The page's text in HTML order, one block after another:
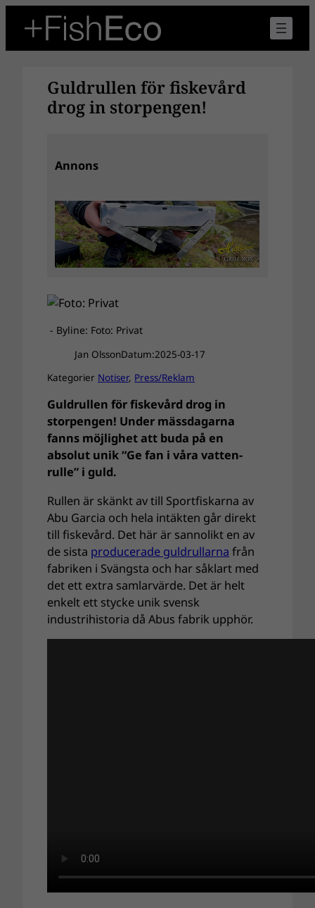
innehåll
Guldrullen för fiskevård
drog in storpengen!
Annons
- Byline: Foto: Privat
Jan OlssonDatum:2025-03-17
Kategorier Notiser, Press/Reklam
Guldrullen för fiskevård drog in
storpengen! Under mässdagarna
fanns möjlighet att buda på en
absolut unik “Ge fan i våra vatten-
rulle” i guld.
Rullen är skänkt av till Sportfiskarna av
Abu Garcia och hela intäkten går direkt
till fiskevård. Det här är sannolikt en av
de sista producerade guldrullarna från
fabriken i Svängsta och har såklart med
det ett extra samlarvärde. Det är helt
enkelt ett stycke unik svensk
industrihistoria då Abus fabrik upphör.